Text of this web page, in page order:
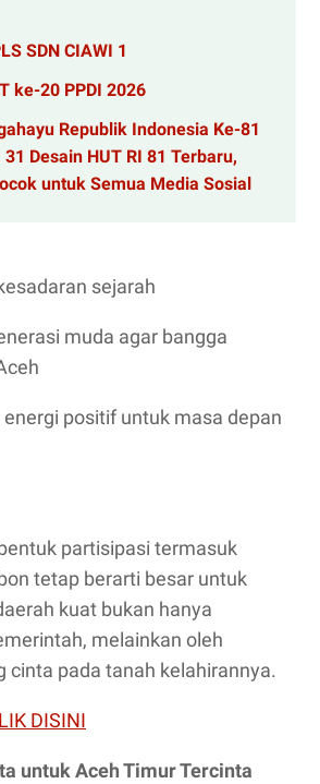
SDN CIAWI 1
ke-20 PPDI 2026
Republik Indonesia Ke-81
Desain HUT RI 81 Terbaru,
untuk Semua Media Sosial
sejarah
muda agar bangga
positif untuk masa depan
partisipasi termasuk
tetap berarti besar untuk
kuat bukan hanya
melainkan oleh
cinta pada tanah kelahirannya.
DISINI
untuk Aceh Timur Tercinta